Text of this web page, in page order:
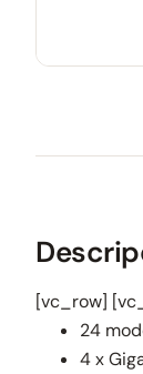
[vc_row]
24
4 x